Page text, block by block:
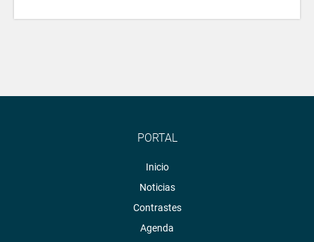
PORTAL
Inicio
Noticias
Contrastes
Agenda